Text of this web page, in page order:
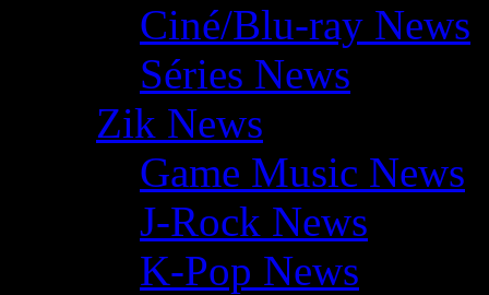
Ciné/Blu-ray News
Séries News
Zik News
Game Music News
J-Rock News
K-Pop News